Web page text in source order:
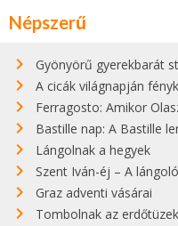
Népszerű
Gyönyörű gyerekbarát strandok
A cicák világnapján
Ferragosto: Amikor
Bastille nap: A Bastille
Lángolnak a hegyek
Szent Iván-éj – A
Graz adventi vásárai
Tombolnak az